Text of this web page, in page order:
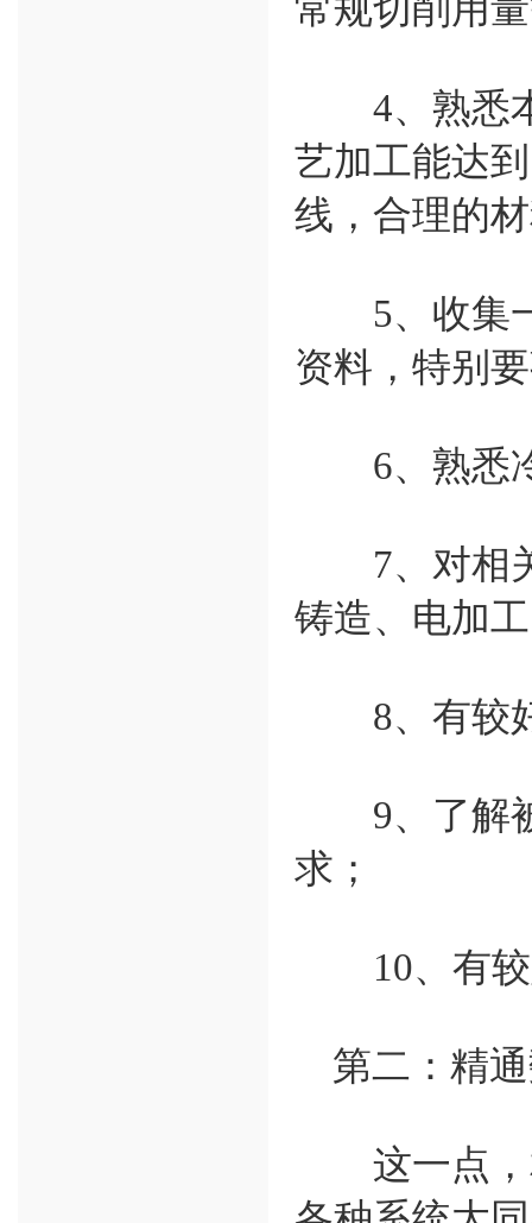
常规切削用
4、熟悉本
艺加工能达
线，合理的
5、收集一
资料，特别
6、熟悉冷
7、对相关
铸造、电加
8、有较好
9、了解被
求；
10、有较
第二：精通
这一点，